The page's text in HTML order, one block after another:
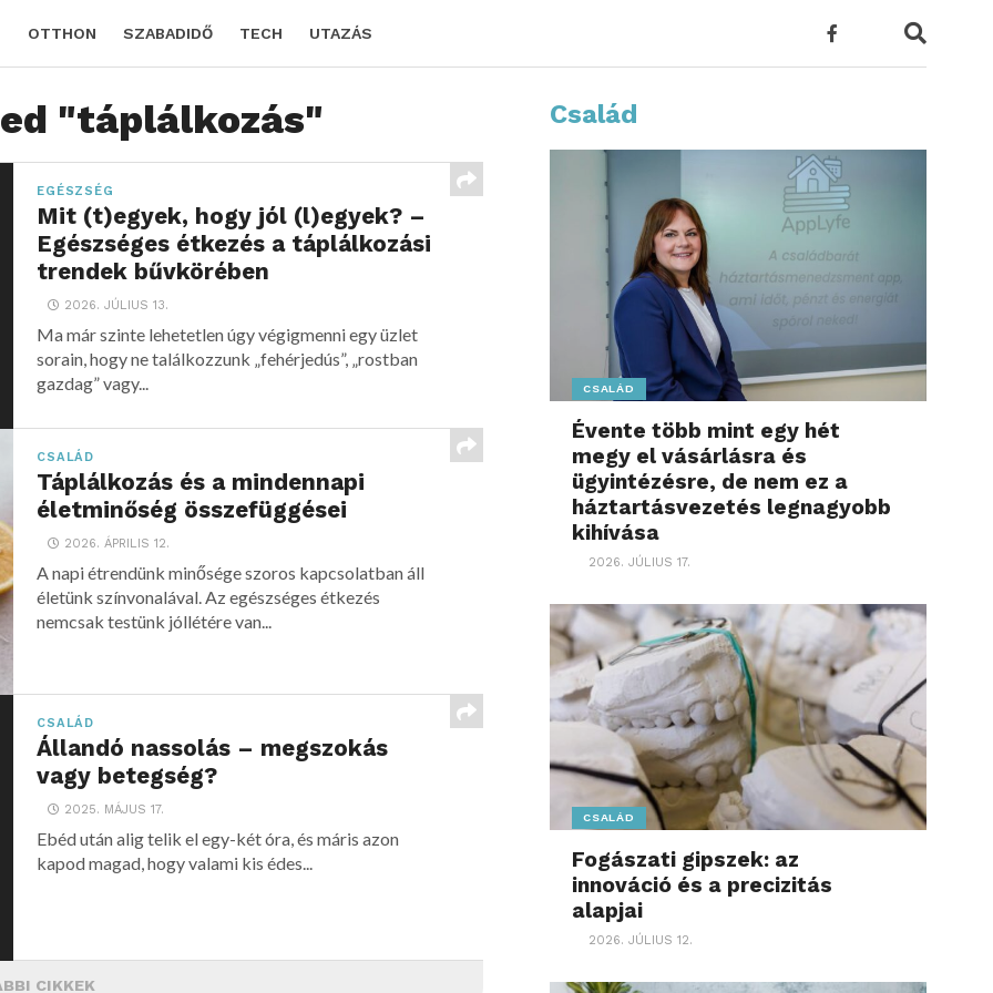
OTTHON SZABADIDŐ TECH UTAZÁS
"táplálkozás"
EGÉSZSÉG
Mit (t)egyek, hogy jól (l)egyek? –
Egészséges étkezés a táplálkozási
trendek bűvkörében
2026. JÚLIUS 13.
Ma már szinte lehetetlen úgy végigmenni egy üzlet
sorain, hogy ne találkozzunk „fehérjedús”, „rostban
gazdag” vagy...
CSALÁD
Táplálkozás és a mindennapi
életminőség összefüggései
2026. ÁPRILIS 12.
A napi étrendünk minősége szoros kapcsolatban áll
életünk színvonalával. Az egészséges étkezés
nemcsak testünk jóllétére van...
CSALÁD
Állandó nassolás – megszokás
vagy betegség?
2025. MÁJUS 17.
Ebéd után alig telik el egy-két óra, és máris azon
kapod magad, hogy valami kis édes...
CIKKEK
Család
CSALÁD
Évente több mint egy hét
megy el vásárlásra és
ügyintézésre, de nem ez a
háztartásvezetés legnagyobb
kihívása
2026. JÚLIUS 17.
CSALÁD
Fogászati gipszek: az
innováció és a precizitás
alapjai
2026. JÚLIUS 12.